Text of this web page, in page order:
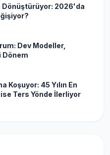
Dönüştürüyor: 2026'da
Dev Modeller,
Dönem
Koşuyor: 45 Yılın En
Ters Yönde İlerliyor